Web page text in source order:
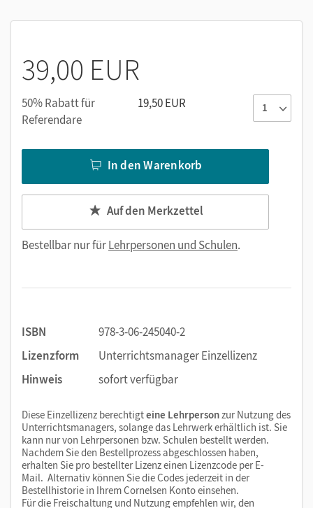
39,00 EUR
50% Rabatt für
Referendare
19,50 EUR
In den Warenkorb
Auf den Merkzettel
Bestellbar nur fürLehrpersonen und Schulen.
ISBN
978-3-06-245040-2
Lizenzform
Unterrichtsmanager Einzellizenz
Hinweis
sofort verfügbar
Diese Einzellizenz berechtigteine Lehrpersonzur Nutzung des
Unterrichtsmanagers, solange das Lehrwerk erhältlich ist. Sie
kann nur von Lehrpersonen bzw. Schulen bestellt werden.
Nachdem Sie den Bestellprozess abgeschlossen haben,
erhalten Sie pro bestellter Lizenz einen Lizenzcode per E-
Mail. Alternativ können Sie die Codes jederzeit in der
Bestellhistorie in Ihrem Cornelsen Konto einsehen.
Für die Freischaltung und Nutzung empfehlen wir, den